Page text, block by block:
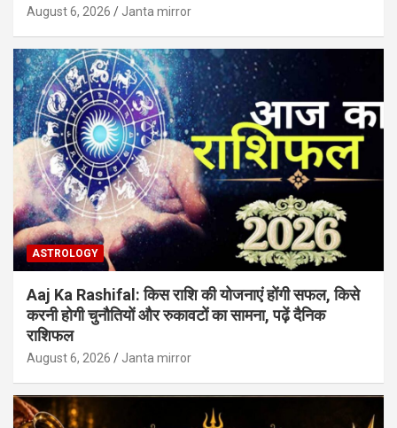
August 6, 2026 Janta mirror
ASTROLOGY
Aaj Ka Rashifal: किस राशि की योजनाएं होंगी सफल, किसे
करनी होगी चुनौतियों और रुकावटों का सामना, पढ़ें दैनिक
राशिफल
August 6, 2026 Janta mirror